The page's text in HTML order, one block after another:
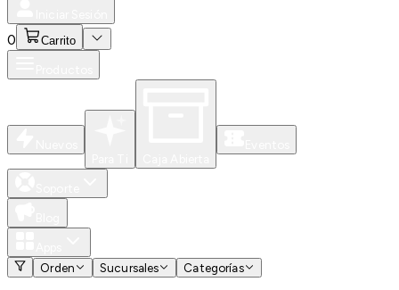
0 Carrito
Orden
Sucursales Categorías